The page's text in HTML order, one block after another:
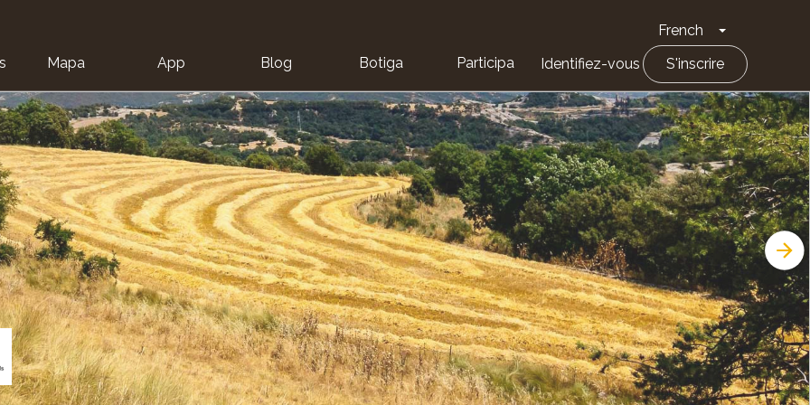
French Toggle
Mapa App Blog Botiga Participa Identifiez-vous S'inscrire